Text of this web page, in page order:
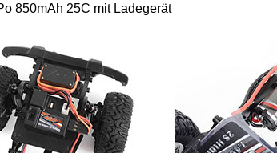
850mAh 25C mit Ladegerät